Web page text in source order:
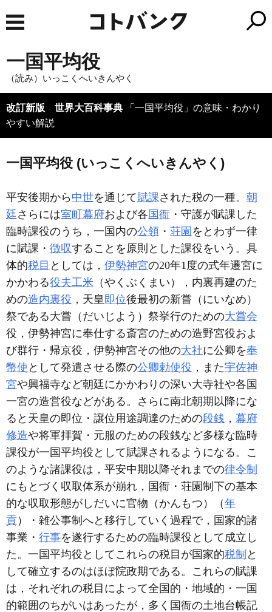
一国平均役
（読み）いっこくへいきんやく
改訂新版 世界大百科事典 「一国平均役」の意味・わかり
やすい解説
一国平均役 (いっこくへいきんやく)
平安後期から 中世を通じて賦課された税の一種。 朝
廷 さらには室町幕府および各 国衙 ・守護が賦課した
臨時課役のうち，一国内の公領 ・ 荘園 をとわず一律
に賦課・ 徴収することを原則とした課役をいう。具
体的税目 としては， 伊勢神宮の20年1度の式年遷宮に
かかわる役夫工米 （やくぶくまい），内裏再建のた
めの造内裏役 ，天皇即位後最初の新嘗（にいなめ）
祭である大嘗（だいじよう）祭挙行のための大嘗会
役，伊勢神宮に奉仕する斎宮のための造野宮役およ
び群行・帰京役，伊勢神宮その他の大社に公卿を奉
幣使 として発遣させる際の公卿勅使役 ，また宇佐神
宮や興福寺など朝廷にかかわりの深い大寺社や各国
一宮の造営役などがある。さらに南北朝期以降にな
ると天皇の即位・譲位用途調達のための段銭 ， 幕府
修造や将軍拝賀・元服のための段銭など多様な臨時
課役が一国平均役として賦課されるようになる。こ
のような諸課役は，平安中期以降それまでの律令制
にもとづく収取体系が崩れ，国衙・荘園制下の基本
的な収取形態がしだいに官物（かんもつ）（年
貢）・雑公事制へと移行していく過程で，国家的諸
事業・ 行事を遂行するための臨時課役として成立し
た。一国平均役としてこれらの税目が国家的税制 と
して確立するのはほぼ院政期である。これらの賦課
は，それぞれの税目によって全国的・地域的・一国
的範囲のちがいはあったが，多く国衙の土地台帳記